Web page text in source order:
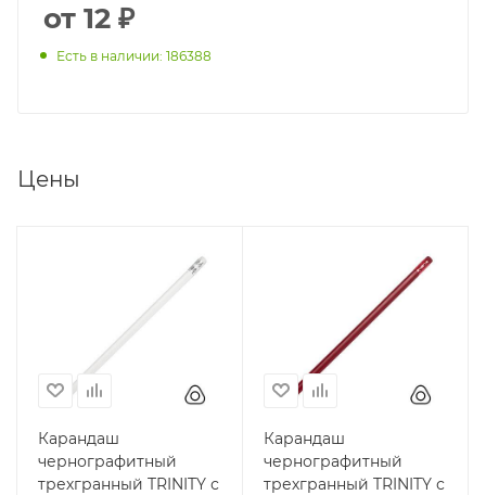
от 12 ₽
Есть в наличии: 186388
Цены
Карандаш
чернографитный
трехгранный TRINITY с
Карандаш
чернографитный
трехгранный TRINITY с